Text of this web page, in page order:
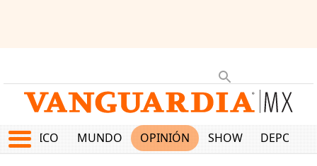
MÉXICO MUNDO OPINIÓN SHOW